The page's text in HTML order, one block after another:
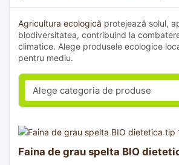
Agricultura ecologică protejează solul,
biodiversitatea, contribuind la
climatice. Alege produsele ecologice
pentru mediu.
Faina de grau spelta BIO